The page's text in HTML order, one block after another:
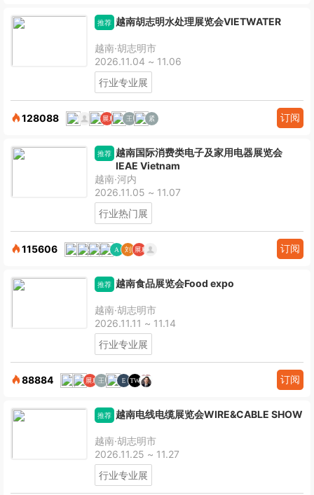
推荐 越南胡志明水处理展览会VIETWATER
越南·胡志明市
2026.11.04 ~ 11.06
行业专业展
128088 订阅
推荐 越南国际消费类电子及家用电器展览会
IEAE Vietnam
越南·河内
2026.11.05 ~ 11.07
行业热门展
115606 订阅
推荐 越南食品展览会Food expo
越南·胡志明市
2026.11.11 ~ 11.14
行业专业展
88884 订阅
推荐 越南电线电缆展览会WIRE&CABLE SHOW
越南·胡志明市
2026.11.25 ~ 11.27
行业专业展